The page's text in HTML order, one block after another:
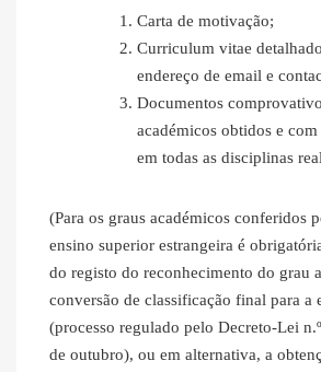
Carta de motivação;
Curriculum vitae
endereço de email e
Documentos
académicos obtidos e
em todas as disciplinas
(Para os graus académicos conferidos
ensino superior estrangeira é
do registo do reconhecimento do grau
conversão de classificação final para a
(processo regulado pelo Decreto-Lei
de outubro), ou em alternativa, a